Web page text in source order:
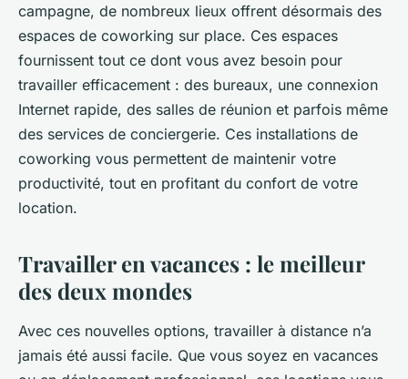
campagne, de nombreux lieux offrent désormais des
espaces de coworking sur place. Ces espaces
fournissent tout ce dont vous avez besoin pour
travailler efficacement : des bureaux, une connexion
Internet rapide, des salles de réunion et parfois même
des services de conciergerie. Ces installations de
coworking vous permettent de maintenir votre
productivité, tout en profitant du confort de votre
location.
Travailler en vacances : le meilleur
des deux mondes
Avec ces nouvelles options, travailler à distance n’a
jamais été aussi facile. Que vous soyez en vacances